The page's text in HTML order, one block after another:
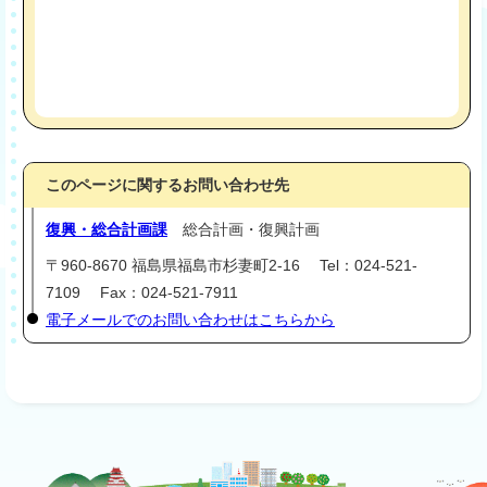
このページに関するお問い合わせ先
復興・総合計画課 総合計画・復興計画
〒960-8670 福島県福島市杉妻町2-16 Tel：024-521-
7109 Fax：024-521-7911
電子メールでのお問い合わせはこちらから